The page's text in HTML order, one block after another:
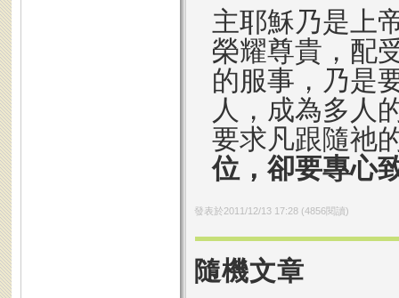
主耶穌乃是上
榮耀尊貴，配
的服事，乃是
人，成為多人
要求凡跟隨祂
位，卻要專心
發表於2011/12/13 17:28 (4856閱讀)
隨機文章